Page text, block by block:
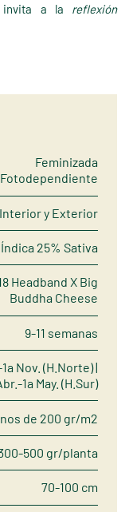
invita a la reflexión
Feminizada
Fotodependiente
Interior y Exterior
25% Sativa
Headband X Big
Buddha Cheese
9-11 semanas
Nov. (H.Norte) |
1a May. (H.Sur)
de 200 gr/m2
500 gr/planta
70-100 cm